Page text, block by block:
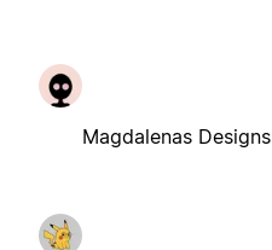
Magdalenas Designs